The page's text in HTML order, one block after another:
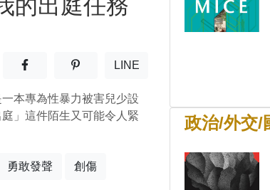
的出庭任務
分享至facebook(另開新視窗)
分享至噗浪(另開新視窗)
LINE
本專為性暴力被害兒少設
」這件陌生又可能令人緊
勇敢發聲 創傷
政治/外交/